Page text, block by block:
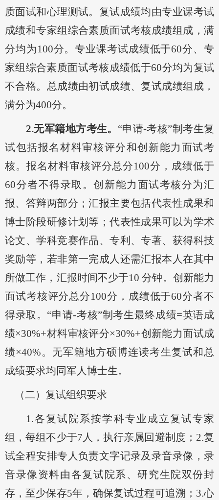
质面试和心理测试。 复试成绩均由专业课考试
成绩和专家组综合素质面试考核成绩组成，满
分均为 100分。专业课考试成绩低于60分、专
家组综合素质面试考核成绩低于60分均为复试
不合格。 总成绩由初试成绩、复试成绩组成，
满分为400分。
2.无军籍地方考生。 “申请-考核”制考生复
试包括报名材料审核评分和创新能力面试考
核。 报名材料审核评分总分100分，成绩低于
60分者不得录取。创新能力面试考核分为汇
报、答辩两部分；汇报主要包括代表性成果和
博士阶段研修计划等；代表性成果可以为学术
论文、学科竞赛作品、专利、专著、获得科技
奖励等，若非第一完成人还需汇报本人在其中
所做工作 ， 汇报时间不少于10 分钟。创新能力
面试考核评分总分100分，成绩低于60分者不
得录取。 “申请-考核”制考生最终成绩=英语成
绩×30%+材料审核评分×30%+创新能力面试成
绩×40%。无军籍地方硕博连读考生复试和总
成绩要求均同军人博士生。
（二）复试组织要求
1.各复试院系按学科专业成立复试专家
组 ，每组不少于7人，执行亲属回避制度； 2.复
试全程安排专人负责文字记录及 录音录像 ，录
音录像资料由各复试 院系、研究生院双份封
存 ，至少保存5年 ，确保复试过程可追溯； 3.心